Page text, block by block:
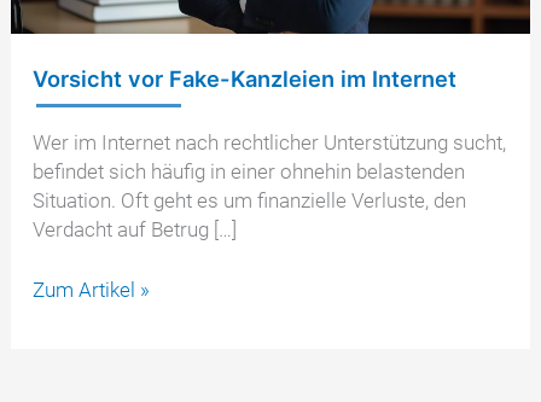
Vorsicht vor Fake-Kanzleien im Internet
Wer im Internet nach rechtlicher Unterstützung sucht,
befindet sich häufig in einer ohnehin belastenden
Situation. Oft geht es um finanzielle Verluste, den
Verdacht auf Betrug […]
Vorsicht
Zum Artikel »